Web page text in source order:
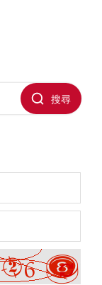
搜尋